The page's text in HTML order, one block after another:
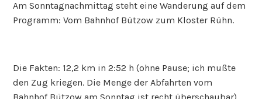
Am Sonntagnachmittag steht eine Wanderung auf dem
Programm: Vom Bahnhof Bützow zum Kloster Rühn.
Die Fakten: 12,2 km in 2:52 h (ohne Pause; ich mußte
den Zug kriegen. Die Menge der Abfahrten vom